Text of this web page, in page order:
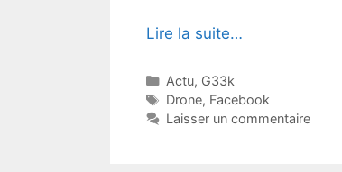
Lire la suite…
Catégories
Actu, G33k
Étiquettes
Drone, Facebook
Laisser un commentaire